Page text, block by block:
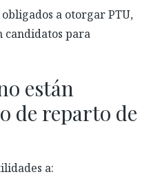
a otorgar PTU,
candidatos para
están
de reparto de
a: